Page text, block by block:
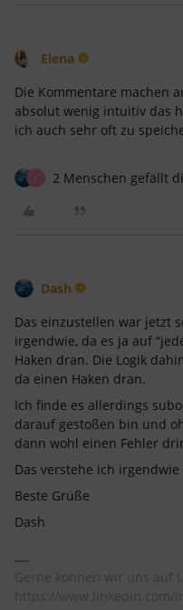
Elena
Die Kommentare machen
absolut wenig intuitiv das
ich auch sehr oft zu
L 2 Menschen gefällt
Dash
Das einzustellen war jetzt
irgendwie, da es ja auf
Haken dran. Die Logik
da einen Haken dran.
Ich finde es allerdings
darauf gestoßen bin und
dann wohl einen Fehler
Das verstehe ich
Beste Grüße
Dash
Gerne können wir uns auf
https://www.linkedin.com/